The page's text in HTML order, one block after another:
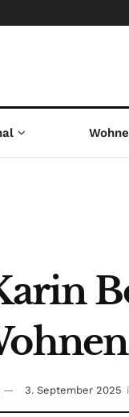
3. September 2025